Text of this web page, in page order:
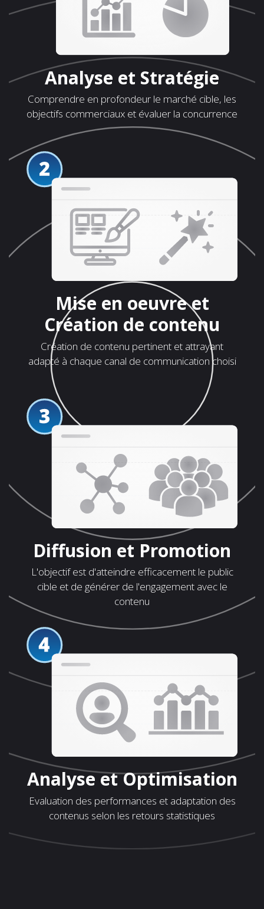
Analyse et Optimisation
Evaluation des performances et adaptation des
contenus selon les retours statistiques
Analyse et Stratégie
Comprendre en profondeur le marché cible, les
objectifs commerciaux et évaluer la concurrence
Mise en oeuvre et
Création de contenu
Création de contenu pertinent et attrayant
adapté à chaque canal de communication choisi
Diffusion et Promotion
L'objectif est d'atteindre efficacement le public
cible et de générer de l'engagement avec le
contenu